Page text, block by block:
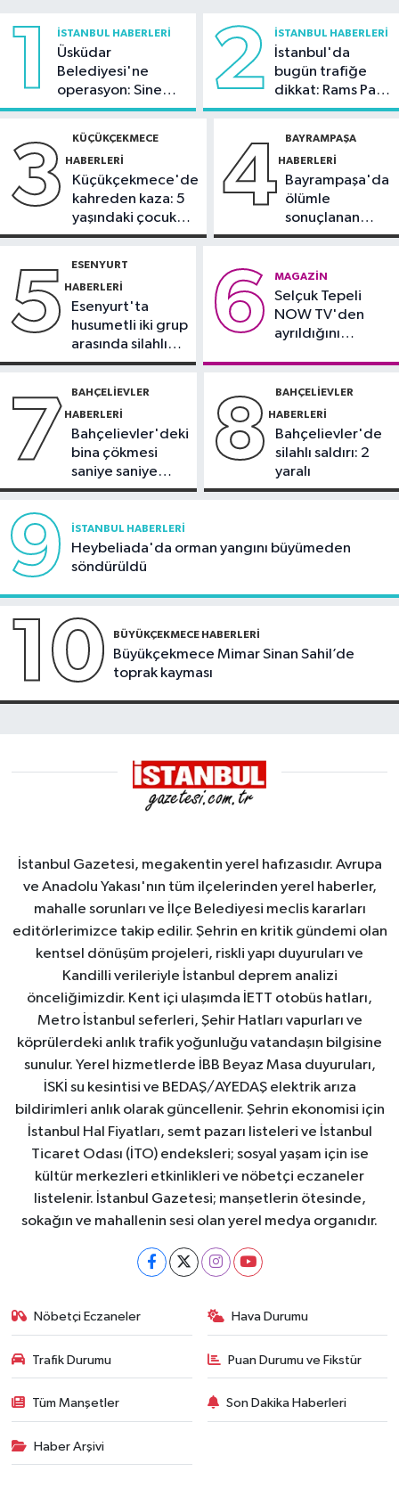
oranı yüzde 92,3 oldu
Bilim ve Teknoloji
21:21
vatandaşları yazlık sinemada
buluşturuyor
demeyin, önlemini alın
1 İSTANBUL HABERLERI
Üsküdar
Belediyesi'ne
operasyon: Sinem
Dedetaş'a
2 İSTANBUL HABERLERI
İstanbul'da
bugün trafiğe
dikkat: Rams Park
çevresinde bazı
3 KÜÇÜKÇEKMECE
HABERLERI
Küçükçekmece'de
kahreden kaza: 5
yaşındaki çocuk
yoğun bakımda
4 BAYRAMPAŞA
HABERLERI
Bayrampaşa'da
ölümle
sonuçlanan
kaza: Sürücü
5 ESENYURT
HABERLERI
Esenyurt'ta
husumetli iki grup
arasında silahlı
kavga
6 MAGAZIN
Selçuk Tepeli
NOW TV'den
ayrıldığını
7 BAHÇELIEVLER
HABERLERI
Bahçelievler'deki
bina çökmesi
saniye saniye
görüntülendi
8 BAHÇELIEVLER
HABERLERI
Bahçelievler'de
silahlı saldırı: 2
yaralı
9 İSTANBUL HABERLERI
Heybeliada'da orman yangını büyümeden
söndürüldü
10 BÜYÜKÇEKMECE HABERLERI
Büyükçekmece Mimar Sinan Sahil’de
toprak kayması
İstanbul Gazetesi, megakentin yerel hafızasıdır. Avrupa
ve Anadolu Yakası'nın tüm ilçelerinden yerel haberler,
mahalle sorunları ve İlçe Belediyesi meclis kararları
editörlerimizce takip edilir. Şehrin en kritik gündemi olan
kentsel dönüşüm projeleri, riskli yapı duyuruları ve
Kandilli verileriyle İstanbul deprem analizi
önceliğimizdir. Kent içi ulaşımda İETT otobüs hatları,
Metro İstanbul seferleri, Şehir Hatları vapurları ve
köprülerdeki anlık trafik yoğunluğu vatandaşın bilgisine
sunulur. Yerel hizmetlerde İBB Beyaz Masa duyuruları,
İSKİ su kesintisi ve BEDAŞ/AYEDAŞ elektrik arıza
bildirimleri anlık olarak güncellenir. Şehrin ekonomisi için
İstanbul Hal Fiyatları, semt pazarı listeleri ve İstanbul
Ticaret Odası (İTO) endeksleri; sosyal yaşam için ise
kültür merkezleri etkinlikleri ve nöbetçi eczaneler
listelenir. İstanbul Gazetesi; manşetlerin ötesinde,
sokağın ve mahallenin sesi olan yerel medya organıdır.
Nöbetçi Eczaneler Hava Durumu
Trafik Durumu Puan Durumu ve Fikstür
Tüm Manşetler Son Dakika Haberleri
Haber Arşivi